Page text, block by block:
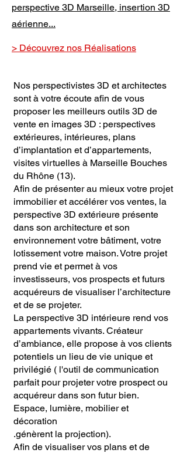
perspective 3D Marseille, insertion 3D
aérienne...
> Découvrez nos Réalisations
Nos perspectivistes 3D et architectes
sont à votre écoute afin de vous
proposer les meilleurs outils 3D de
vente en images 3D : perspectives
extérieures, intérieures, plans
d’implantation et d’appartements,
visites virtuelles à Marseille Bouches
du Rhône (13).
Afin de présenter au mieux votre projet
immobilier et accélérer vos ventes, la
perspective 3D extérieure présente
dans son architecture et son
environnement votre bâtiment, votre
lotissement votre maison. Votre projet
prend vie et permet à vos
investisseurs, vos prospects et futurs
acquéreurs de visualiser l’architecture
et de se projeter.
La perspective 3D intérieure rend vos
appartements vivants. Créateur
d’ambiance, elle propose à vos clients
potentiels un lieu de vie unique et
privilégié ( l'outil de communication
parfait pour projeter votre prospect ou
acquéreur dans son futur bien.
Espace, lumière, mobilier et
décoration
.génèrent la projection).
Afin de visualiser vos plans et de